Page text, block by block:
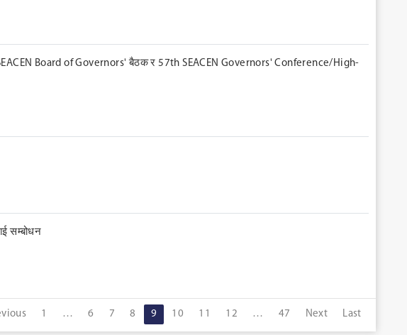
Board of Governors' बैठक र 57th SEACEN Governors' Conference/High-
सम्बोधन
1 … 6 7 8 9 10 11 12 … 47 Next Last